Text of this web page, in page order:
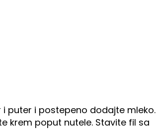
i puter i postepeno dodajte mleko.
krem poput nutele. Stavite fil sa